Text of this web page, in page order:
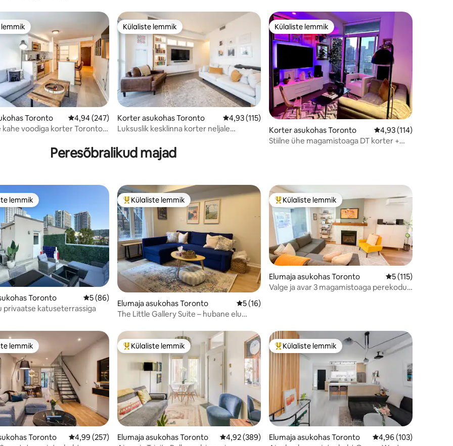
186 hinnangut
Toronto Keskmine hinnang 4,94/5, 247 hinnangut
4,94 (247)
kahe voodiga korter Toronto
Külaliste lemmik
Külaliste lemmik
Korter asukohas Toronto Keskmine hinnang 4,93/5, 115 hinnangut
4,93 (115)
Luksuslik kesklinna korter neljale
Külaliste lemmik
Külaliste lemmik
Korter asukohas Toronto Keskmine hinnang
4,93 (114)
Stiilne ühe magamistoaga DT korter +
Peresõbralikud majad
5, 75 hinnangut
lemmik
lemmik
Toronto Keskmine hinnang 5/5, 86 hinnangut
5 (86)
privaatse katuseterrassiga
Külaliste suur lemmik
Külaliste lemmik
Elumaja asukohas Toronto Keskmine hinnang 5/5, 16 hinnangut
5 (16)
The Little Gallery Suite – hubane elu
Külaliste suur lemmik
Külaliste lemmik
Elumaja asukohas Toronto Keskmine hinnang
5 (115)
Valge ja avar 3 magamistoaga perekodu |
lemmik
lemmik
Toronto Keskmine hinnang 4,99/5, 257 hinnangut
4,99 (257)
Külaliste suur lemmik
Külaliste lemmik
Elumaja asukohas Toronto Keskmine hinnang 4,92/5, 389 hinnangut
4,92 (389)
Külaliste suur lemmik
Külaliste lemmik
Elumaja asukohas Toronto Keskmine hinnang
4,96 (103)